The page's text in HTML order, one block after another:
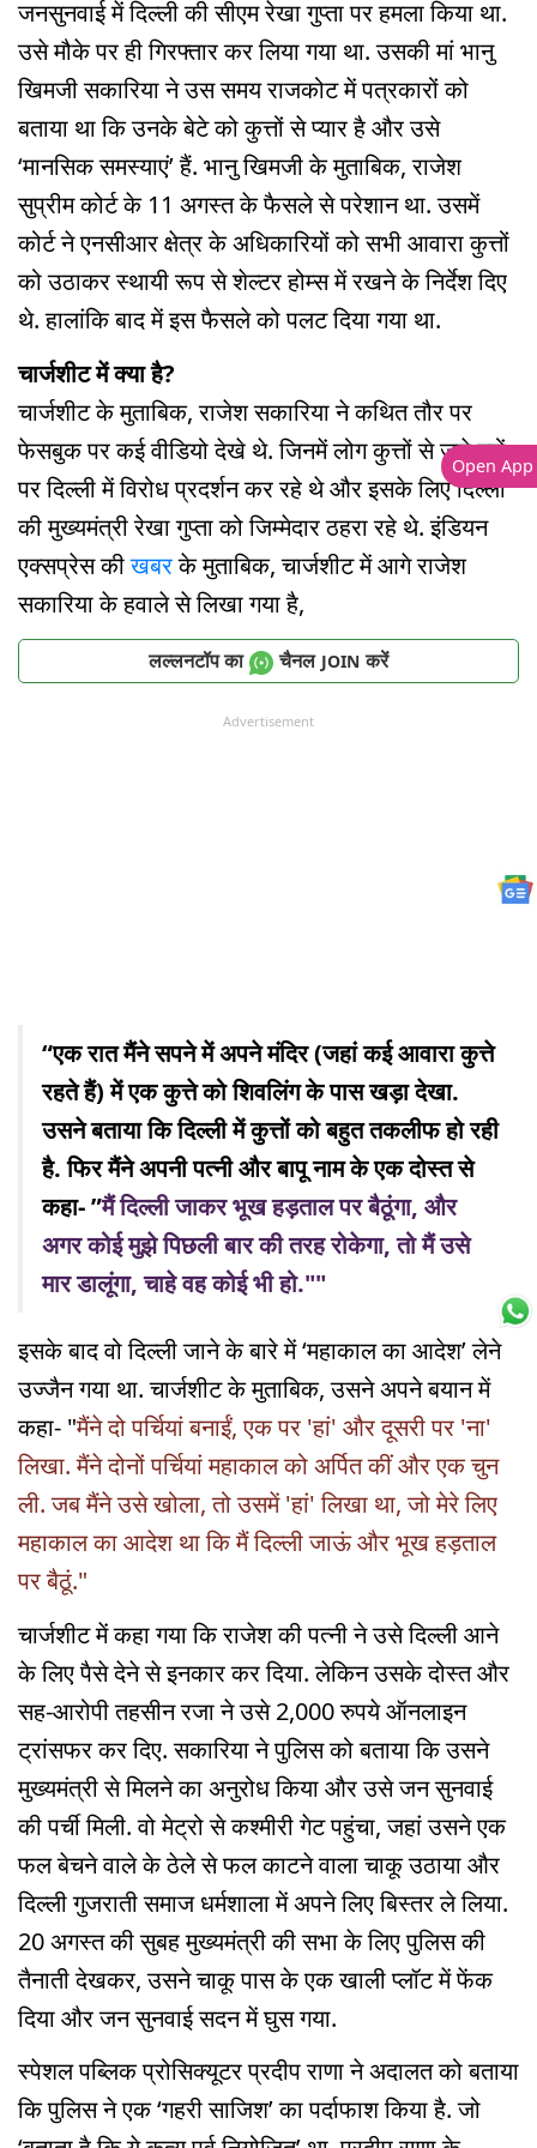
जनसुनवाई में दिल्ली की सीएम रेखा गुप्ता पर हमला किया था.
उसे मौके पर ही गिरफ्तार कर लिया गया था. उसकी मां भानु
खिमजी सकारिया ने उस समय राजकोट में पत्रकारों को
बताया था कि उनके बेटे को कुत्तों से प्यार है और उसे
‘मानसिक समस्याएं’ हैं. भानु खिमजी के मुताबिक, राजेश
सुप्रीम कोर्ट के 11 अगस्त के फैसले से परेशान था. उसमें
कोर्ट ने एनसीआर क्षेत्र के अधिकारियों को सभी आवारा कुत्तों
को उठाकर स्थायी रूप से शेल्टर होम्स में रखने के निर्देश दिए
थे. हालांकि बाद में इस फैसले को पलट दिया गया था.
चार्जशीट में क्या है?
चार्जशीट के मुताबिक, राजेश सकारिया ने कथित तौर पर
फेसबुक पर कई वीडियो देखे थे. जिनमें लोग कुत्तों से जुड़े मुद्दों
पर दिल्ली में विरोध प्रदर्शन कर रहे थे और इसके लिए दिल्ली
की मुख्यमंत्री रेखा गुप्ता को जिम्मेदार ठहरा रहे थे. इंडियन
एक्सप्रेस कीखबरके मुताबिक, चार्जशीट में आगे राजेश
सकारिया के हवाले से लिखा गया है,
लल्लनटॉप का चैनल JOIN करें
Advertisement
“एक रात मैंने सपने में अपने मंदिर (जहां कई आवारा कुत्ते
रहते हैं) में एक कुत्ते को शिवलिंग के पास खड़ा देखा.
उसने बताया कि दिल्ली में कुत्तों को बहुत तकलीफ हो रही
है. फिर मैंने अपनी पत्नी और बापू नाम के एक दोस्त से
कहा- ”मैं दिल्ली जाकर भूख हड़ताल पर बैठूंगा, और
अगर कोई मुझे पिछली बार की तरह रोकेगा, तो मैं उसे
मार डालूंगा, चाहे वह कोई भी हो.""
इसके बाद वो दिल्ली जाने के बारे में ‘महाकाल का आदेश’ लेने
उज्जैन गया था. चार्जशीट के मुताबिक, उसने अपने बयान में
कहा- "मैंने दो पर्चियां बनाईं, एक पर 'हां' और दूसरी पर 'ना'
लिखा. मैंने दोनों पर्चियां महाकाल को अर्पित कीं और एक चुन
ली. जब मैंने उसे खोला, तो उसमें 'हां' लिखा था, जो मेरे लिए
महाकाल का आदेश था कि मैं दिल्ली जाऊं और भूख हड़ताल
पर बैठूं."
चार्जशीट में कहा गया कि राजेश की पत्नी ने उसे दिल्ली आने
के लिए पैसे देने से इनकार कर दिया. लेकिन उसके दोस्त और
सह-आरोपी तहसीन रजा ने उसे 2,000 रुपये ऑनलाइन
ट्रांसफर कर दिए. सकारिया ने पुलिस को बताया कि उसने
मुख्यमंत्री से मिलने का अनुरोध किया और उसे जन सुनवाई
की पर्ची मिली. वो मेट्रो से कश्मीरी गेट पहुंचा, जहां उसने एक
फल बेचने वाले के ठेले से फल काटने वाला चाकू उठाया और
दिल्ली गुजराती समाज धर्मशाला में अपने लिए बिस्तर ले लिया.
20 अगस्त की सुबह मुख्यमंत्री की सभा के लिए पुलिस की
तैनाती देखकर, उसने चाकू पास के एक खाली प्लॉट में फेंक
दिया और जन सुनवाई सदन में घुस गया.
स्पेशल पब्लिक प्रोसिक्यूटर प्रदीप राणा ने अदालत को बताया
कि पुलिस ने एक ‘गहरी साजिश’ का पर्दाफाश किया है. जो
Open App